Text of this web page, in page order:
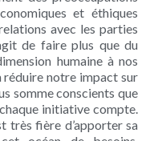
et éthiques
avec les parties
de faire plus que du
humaine à nos
notre impact sur
somme conscients que
initiative compte.
très fière d’apporter sa